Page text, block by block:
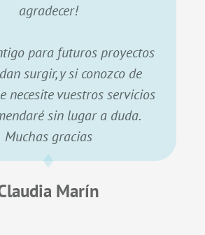
agradecer!
para futuros proyectos
surgir, y si conozco de
necesite vuestros servicios
sin lugar a duda.
Muchas gracias
Marín